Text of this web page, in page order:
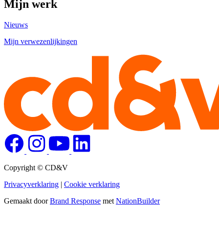
Mijn werk
Nieuws
Mijn verwezenlijkingen
Copyright © CD&V
Privacyverklaring | Cookie verklaring
Gemaakt doorBrand Response met NationBuilder